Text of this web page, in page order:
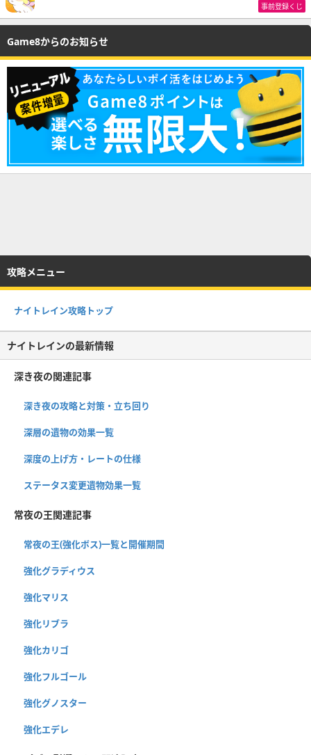
事前登録くじ
Game8からのお知らせ
攻略メニュー
ナイトレイン攻略トップ
ナイトレインの最新情報
深き夜の関連記事
深き夜の攻略と対策・立ち回り
深層の遺物の効果一覧
深度の上げ方・レートの仕様
ステータス変更遺物効果一覧
常夜の王関連記事
常夜の王(強化ボス)一覧と開催期間
強化グラディウス
強化マリス
強化リブラ
強化カリゴ
強化フルゴール
強化グノスター
強化エデレ